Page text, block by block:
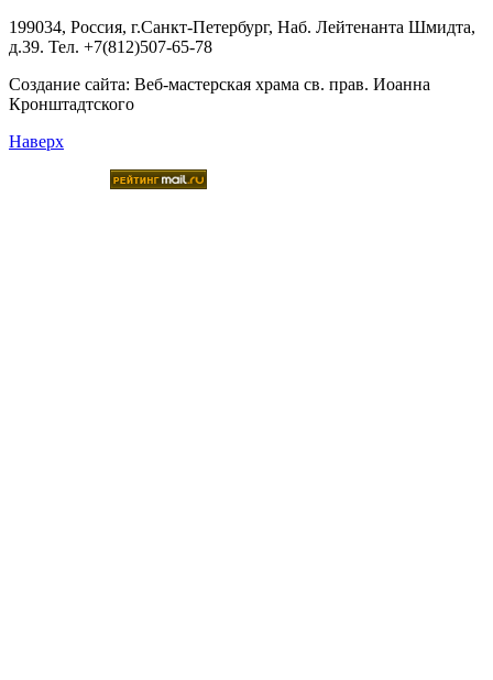
199034, Россия, г.Санкт-Петербург, Наб. Лейтенанта Шмидта,
д.39. Тел. +7(812)507-65-78
Создание сайта: Веб-мастерская храма св. прав. Иоанна
Кронштадтского
Наверх